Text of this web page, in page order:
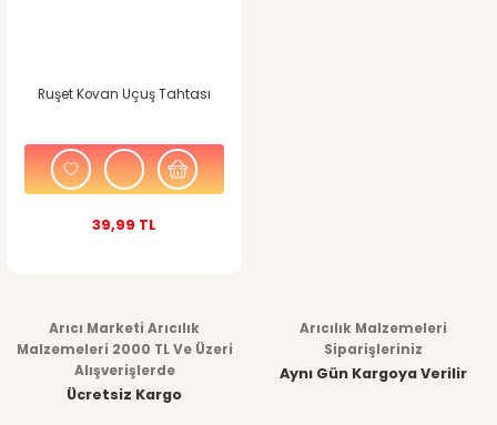
Ruşet Kovan Uçuş Tahtası
39,99 TL
Arıcı Marketi Arıcılık
Malzemeleri 2000 TL Ve Üzeri
Alışverişlerde
Ücretsiz Kargo
Arıcılık Malzemeleri
Siparişleriniz
Aynı Gün Kargoya Verilir